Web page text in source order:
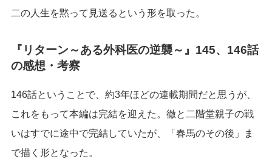
二の人生を黙って見送るという形を取った。
『リターン～ある外科医の逆襲～』145、146話
の感想・考察
146話ということで、約3年ほどの連載期間だと思うが、
これをもって本編は完結を迎えた。徹と二階堂親子の戦
いはすでに途中で完結していたが、「春馬のその後」ま
で描く形となった。